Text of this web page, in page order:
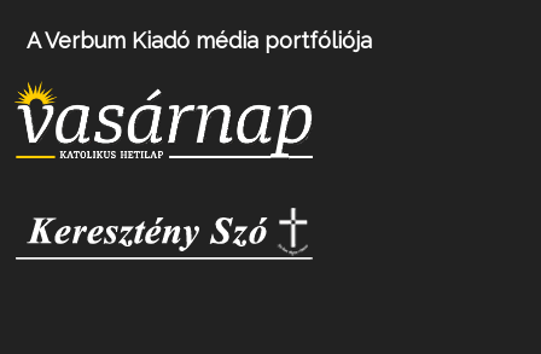
A Verbum Kiadó média portfóliója